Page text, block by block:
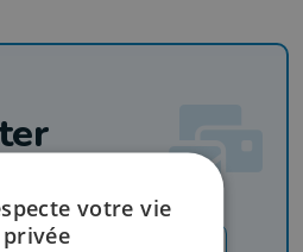
votre vie
privée